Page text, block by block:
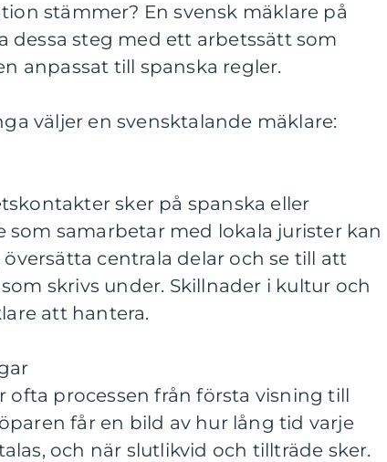
stämmer? En svensk mäklare på
dessa steg med ett arbetssätt som
anpassat till spanska regler.
väljer en svensktalande mäklare:
sker på spanska eller
som samarbetar med lokala jurister kan
centrala delar och se till att
skrivs under. Skillnader i kultur och
att hantera.
ofta processen från första visning till
får en bild av hur lång tid varje
och när slutlikvid och tillträde sker.